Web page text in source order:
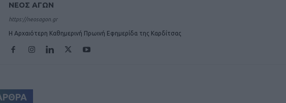
ΝΕΟΣ ΑΓΩΝ
https://neosagon.gr
Η Αρχαιότερη Καθημερινή Πρωινή Εφημερίδα της Καρδίτσας